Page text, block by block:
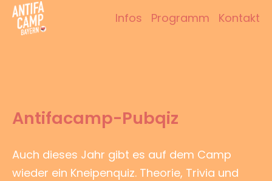
Zum
Inhalt
Infos Programm Kontakt
Antifacamp-Pubqiz
Auch dieses Jahr gibt es auf dem Camp
wieder ein Kneipenquiz. Theorie, Trivia und